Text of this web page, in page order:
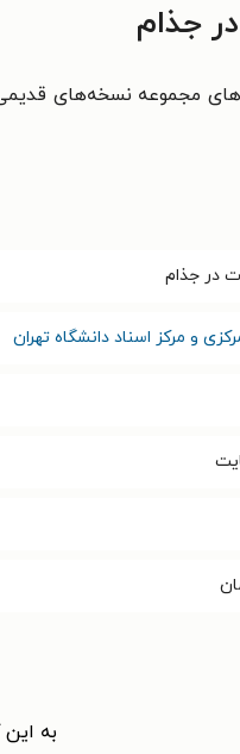
جذام
مجموعه نسخه‌های
در جذام
و مرکز اسناد دانشگاه تهران
به